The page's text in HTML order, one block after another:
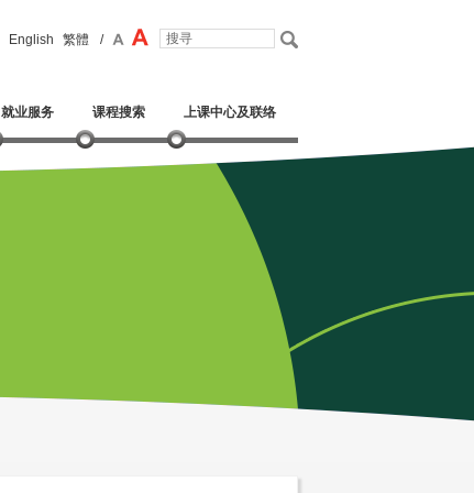
English 繁體 /
就业服务 课程搜索 上课中心及联络